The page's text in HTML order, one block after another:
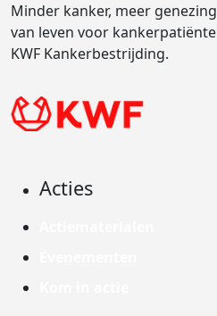
Minder kanker, meer
van leven voor
KWF Kankerbestrijding.
Acties